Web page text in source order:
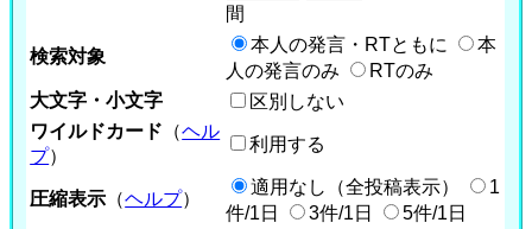
間
検索対象
本人の発言・RTともに
本
人の発言のみ
RTのみ
大文字・小文字
区別しない
ワイルドカード （ヘル
プ）
利用する
圧縮表示 （ヘルプ）
適用なし（全投稿表示）
1
件/1日
3件/1日 5件/1日